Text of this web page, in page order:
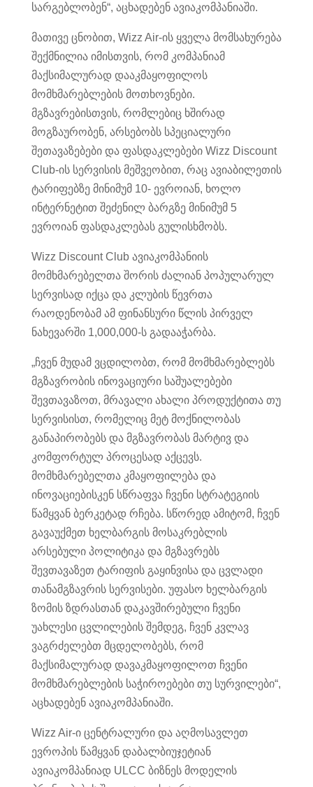
სარგებლობენ“, აცხადებენ ავიაკომპანიაში.
მათივე ცნობით, Wizz Air-ის ყველა მომსახურება
შექმნილია იმისთვის, რომ კომპანიამ
მაქსიმალურად დააკმაყოფილოს
მომხმარებლების მოთხოვნები.
მგზავრებისთვის, რომლებიც ხშირად
მოგზაურობენ, არსებობს სპეციალური
შეთავაზებები და ფასდაკლებები Wizz Discount
Club-ის სერვისის მეშვეობით, რაც ავიაბილეთის
ტარიფებზე მინიმუმ 10- ევროიან, ხოლო
ინტერნეტით შეძენილ ბარგზე მინიმუმ 5
ევროიან ფასდაკლებას გულისხმობს.
Wizz Discount Club ავიაკომპანიის
მომხმარებელთა შორის ძალიან პოპულარულ
სერვისად იქცა და კლუბის წევრთა
რაოდენობამ ამ ფინანსური წლის პირველ
ნახევარში 1,000,000-ს გადააჭარბა.
„ჩვენ მუდამ ვცდილობთ, რომ მომხმარებლებს
მგზავრობის ინოვაციური საშუალებები
შევთავაზოთ, მრავალი ახალი პროდუქტითა თუ
სერვისისთ, რომელიც მეტ მოქნილობას
განაპირობებს და მგზავრობას მარტივ და
კომფორტულ პროცესად აქცევს.
მომხმარებელთა კმაყოფილება და
ინოვაციებისკენ სწრაფვა ჩვენი სტრატეგიის
წამყვან ბერკეტად რჩება. სწორედ ამიტომ, ჩვენ
გავაუქმეთ ხელბარგის მოსაკრებლის
არსებული პოლიტიკა და მგზავრებს
შევთავაზეთ ტარიფის გაყინვისა და ცვლადი
თანამგზავრის სერვისები. უფასო ხელბარგის
ზომის ზდრასთან დაკავშირებული ჩვენი
უახლესი ცვლილების შემდეგ, ჩვენ კვლავ
ვაგრძელებთ მცდელობებს, რომ
მაქსიმალურად დავაკმაყოფილოთ ჩვენი
მომხმარებლების საჭიროებები თუ სურვილები“,
აცხადებენ ავიაკომპანიაში.
Wizz Air-ი ცენტრალური და აღმოსავლეთ
ევროპის წამყვან დაბალბიუჯეტიან
ავიაკომპანიად ULCC ბიზნეს მოდელის